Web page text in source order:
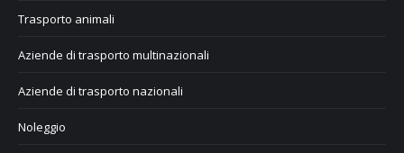
Trasporto animali
Aziende di trasporto multinazionali
Aziende di trasporto nazionali
Noleggio